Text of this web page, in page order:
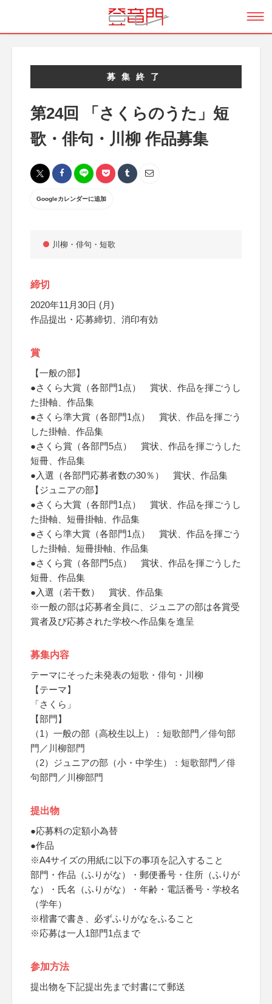
募集終了
第24回 「さくらのうた」短
歌・俳句・川柳 作品募集
Googleカレンダーに追加
川柳・俳句・短歌
締切
2020年11月30日 (月)
作品提出・応募締切、消印有効
賞
【一般の部】
●さくら大賞（各部門1点） 賞状、作品を揮ごうし
た掛軸、作品集
●さくら準大賞（各部門1点） 賞状、作品を揮ごう
した掛軸、作品集
●さくら賞（各部門5点） 賞状、作品を揮ごうした
短冊、作品集
●入選（各部門応募者数の30％） 賞状、作品集
【ジュニアの部】
●さくら大賞（各部門1点） 賞状、作品を揮ごうし
た掛軸、短冊掛軸、作品集
●さくら準大賞（各部門1点） 賞状、作品を揮ごう
した掛軸、短冊掛軸、作品集
●さくら賞（各部門5点） 賞状、作品を揮ごうした
短冊、作品集
●入選（若干数） 賞状、作品集
※一般の部は応募者全員に、ジュニアの部は各賞受
賞者及び応募された学校へ作品集を進呈
募集内容
テーマにそった未発表の短歌・俳句・川柳
【テーマ】
「さくら」
【部門】
（1）一般の部（高校生以上）：短歌部門／俳句部
門／川柳部門
（2）ジュニアの部（小・中学生）：短歌部門／俳
句部門／川柳部門
提出物
●応募料の定額小為替
●作品
※A4サイズの用紙に以下の事項を記入すること
部門・作品（ふりがな）・郵便番号・住所（ふりが
な）・氏名（ふりがな）・年齢・電話番号・学校名
（学年）
※楷書で書き、必ずふりがなをふること
※応募は一人1部門1点まで
参加方法
提出物を下記提出先まで封書にて郵送